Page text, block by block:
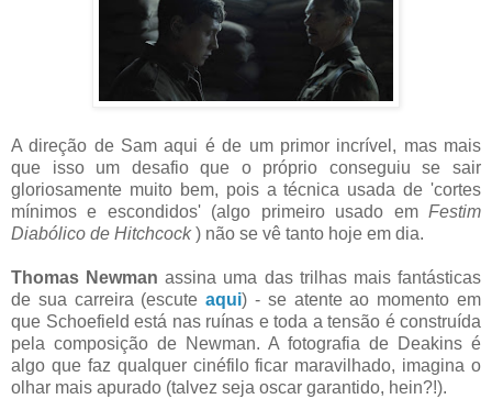
A direção de Sam aqui é de um primor incrível , mas mais
que isso um desafio que o próprio conseguiu se sair
gloriosamente muito bem, pois a técnica usada de 'cortes
mínimos e escondidos' (algo primeiro usado em Festim
Diabólico de Hitchcock) não se vê tanto hoje em dia.
Thomas Newman assina uma das trilhas mais fantásticas
de sua carreira (escuteaqui) - se atente ao momento em
que Schoefield está nas ruínas e toda a tensão é construída
pela composição de Newman. A fotografia de Deakins é
algo que faz qualquer cinéfilo ficar maravilhado, imagina o
olhar mais apurado (talvez seja oscar garantido, hein?!).